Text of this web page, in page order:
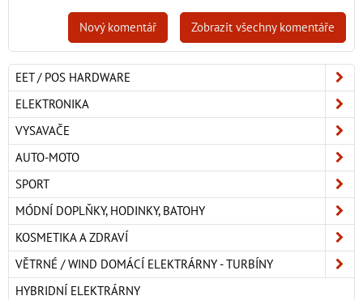
Zobrazit všechny komentáře
Nový komentář
EET / POS HARDWARE
ELEKTRONIKA
VYSAVAČE
AUTO-MOTO
SPORT
MÓDNÍ DOPLŇKY, HODINKY, BATOHY
KOSMETIKA A ZDRAVÍ
VĚTRNÉ / WIND DOMÁCÍ ELEKTRÁRNY - TURBÍNY
HYBRIDNÍ ELEKTRÁRNY